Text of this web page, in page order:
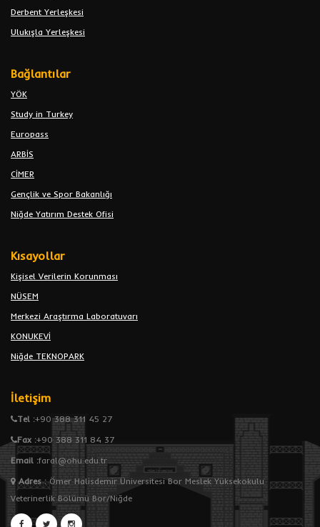
Derbent Yerleşkesi
Ulukışla Yerleşkesi
Bağlantılar
YÖK
Study in Turkey
Europass
ARBİS
CİMER
Gençlik ve Spor Bakanlığı
Niğde Yatırım Destek Ofisi
Kısayollar
Kişisel Verilerin Korunması
NÜSEM
Merkezi Araştırma Laboratuvarı
KONUKEVİ
Niğde TEKNOPARK
İletişim
Tel :+90 388 311 45 27
Fax :+90 388 311 84 37
Email :faral@ohu.edu.tr
Adres:Ömer Halisdemir Üniversitesi Bor Meslek Yüksekokulu
Veterinerlik Bölümü Bor/Niğde